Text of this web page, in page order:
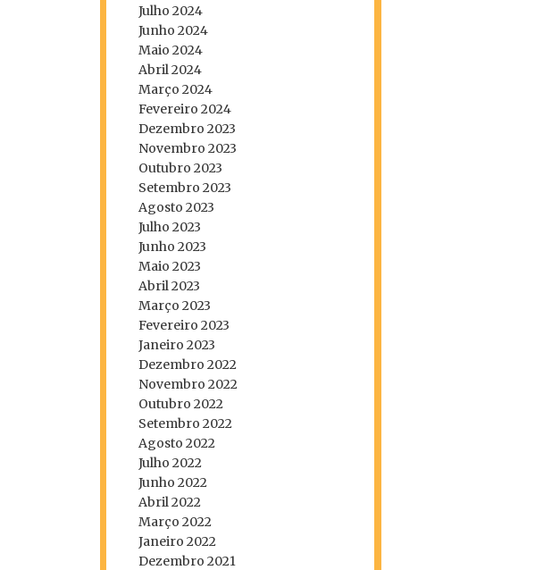
Julho 2024
Junho 2024
Maio 2024
Abril 2024
Março 2024
Fevereiro 2024
Dezembro 2023
Novembro 2023
Outubro 2023
Setembro 2023
Agosto 2023
Julho 2023
Junho 2023
Maio 2023
Abril 2023
Março 2023
Fevereiro 2023
Janeiro 2023
Dezembro 2022
Novembro 2022
Outubro 2022
Setembro 2022
Agosto 2022
Julho 2022
Junho 2022
Abril 2022
Março 2022
Janeiro 2022
Dezembro 2021